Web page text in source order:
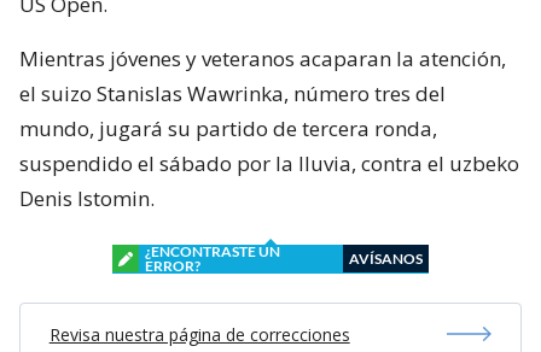
Mientras jóvenes y veteranos acaparan la atención,
el suizo Stanislas Wawrinka, número tres del
mundo, jugará su partido de tercera ronda,
suspendido el sábado por la lluvia, contra el uzbeko
Denis Istomin.
¿ENCONTRASTE UN
ERROR?
AVÍSANOS
Revisa nuestra página de correcciones